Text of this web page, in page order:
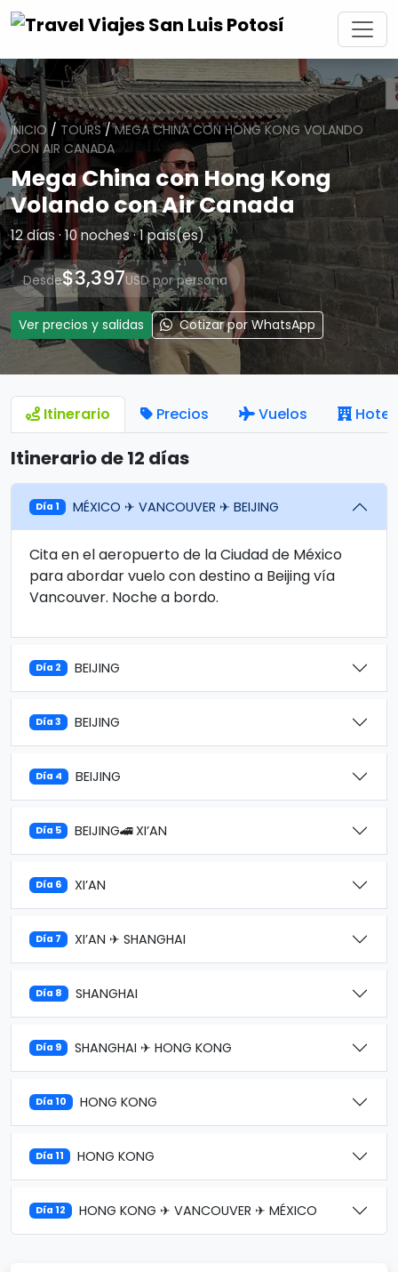
INICIO/ TOURS/MEGA CHINA CON HONG KONG VOLANDO
CON AIR CANADA
Mega China con Hong Kong
Volando con Air Canada
12 días · 10 noches · 1 país(es)
Desde$3,397USD por persona
Ver precios y salidas Cotizar por WhatsApp
Itinerario Precios Vuelos
Itinerario de 12 días
Día 1 MÉXICO ✈ VANCOUVER ✈ BEIJING
Cita en el aeropuerto de la Ciudad de México
para abordar vuelo con destino a Beijing vía
Vancouver. Noche a bordo.
Día 2 BEIJING
Día 3 BEIJING
Día 4 BEIJING
Día 5 BEIJING🚄 XI’AN
Día 6 XI’AN
Día 7 XI’AN ✈ SHANGHAI
Día 8 SHANGHAI
Día 9 SHANGHAI ✈ HONG KONG
Día 10 HONG KONG
Día 11 HONG KONG
Día 12 HONG KONG ✈ VANCOUVER ✈ MÉXICO